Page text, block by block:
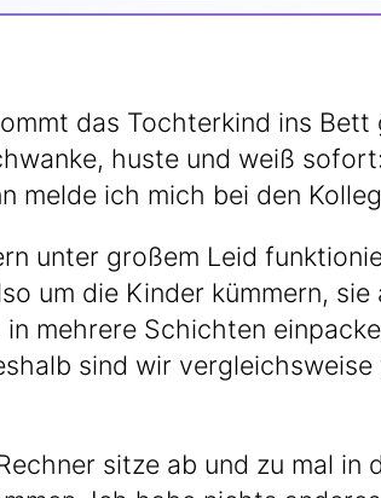
das Toch­ter­kind ins
hus­te und weiß
mel­de ich mich bei den
unter gro­ßem Leid
um die Kin­der küm­mern,
meh­re­re Schich­ten
sind wir
sit­ze ab und zu mal in